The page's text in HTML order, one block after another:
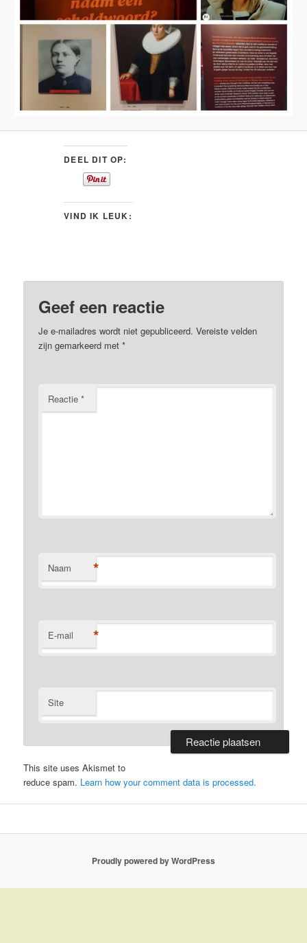
DEEL DIT OP:
VIND IK LEUK:
Geef een reactie
Je e-mailadres wordt niet gepubliceerd. Vereiste velden
zijn gemarkeerd met*
Reactie*
Naam *
E-mail *
Site
This site uses Akismet to
reduce spam. Learn how your comment data is processed.
Proudly powered by WordPress